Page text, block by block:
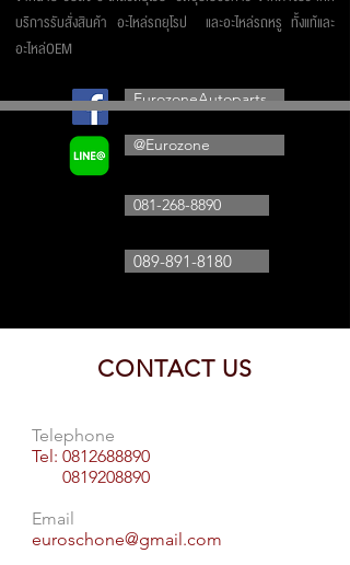
บริการรับสั่งสินค้า อะไหล่รถยุโรป และอะไหล่รถหรู ทั้งแท้และ
อะไหล่OEM
EurozoneAutoparts
@Eurozone
081-268-8890
089-891-8180
CONTACT US
Telephone
Tel: 0812688890
0819208890
Email
euroschone@gmail.com